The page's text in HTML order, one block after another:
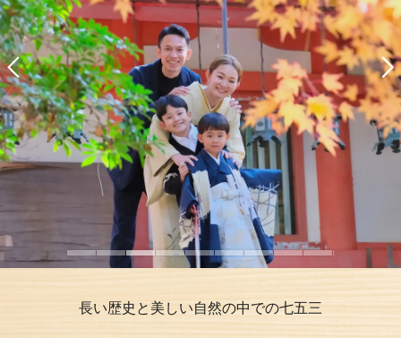
長い歴史と美しい自然の中での七五三